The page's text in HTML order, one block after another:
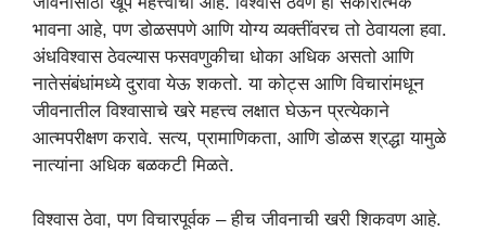
भावना आहे, पण डोळसपणे आणि योग्य व्यक्तींवरच तो ठेवायला हवा.
अंधविश्वास ठेवल्यास फसवणुकीचा धोका अधिक असतो आणि
नातेसंबंधांमध्ये दुरावा येऊ शकतो. या कोट्स आणि विचारांमधून
जीवनातील विश्वासाचे खरे महत्त्व लक्षात घेऊन प्रत्येकाने
आत्मपरीक्षण करावे. सत्य, प्रामाणिकता, आणि डोळस श्रद्धा यामुळे
नात्यांना अधिक बळकटी मिळते.
विश्वास ठेवा, पण विचारपूर्वक – हीच जीवनाची खरी शिकवण आहे.